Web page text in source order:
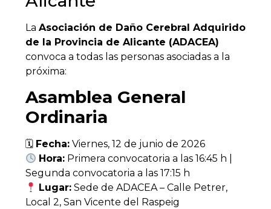
La Asociación de Daño Cerebral Adquirido
de la Provincia de Alicante (ADACEA)
convoca a todas las personas asociadas a la
próxima:
Asamblea General
Ordinaria
🗓 Fecha: Viernes, 12 de junio de 2026
Hora: Primera convocatoria a las 16:45 h |
Segunda convocatoria a las 17:15 h
Lugar: Sede de ADACEA – Calle Petrer,
Local 2, San Vicente del Raspeig